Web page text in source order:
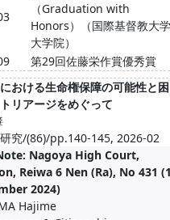
（Graduation with
Honors）（国際基督教大学
大学院）
第29回佐藤栄作賞優秀賞
おける生命権保障の可能性と困
リアージをめぐって
究/(86)/pp.140-145, 2026-02
Nagoya High Court,
Reiwa 6 Nen (Ra), No 431
2024)
Hajime